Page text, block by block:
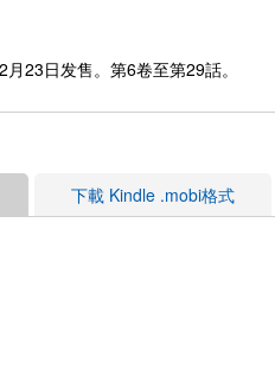
23日发售。第6卷至第29話。
下載 Kindle .mobi格式